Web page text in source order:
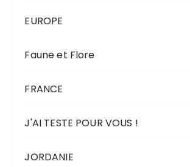
EUROPE
Faune et Flore
FRANCE
J'AI TESTE POUR VOUS !
JORDANIE